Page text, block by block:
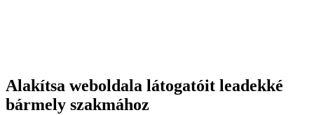
Alakítsa weboldala látogatóit leadekké
bármely szakmához